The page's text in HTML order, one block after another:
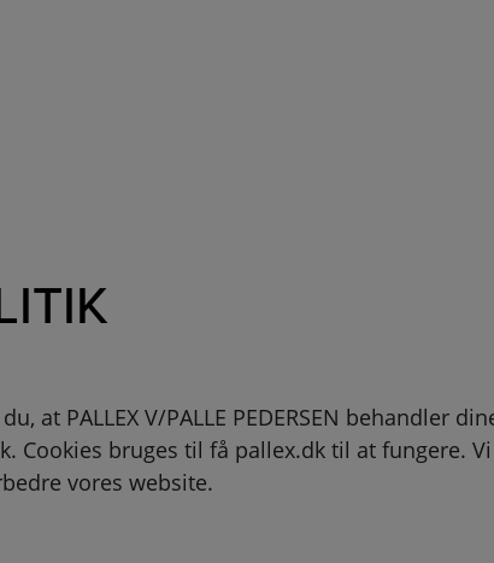
at PALLEX V/PALLE PEDERSEN behandler
Cookies bruges til få pallex.dk til at fungere.
vores website.